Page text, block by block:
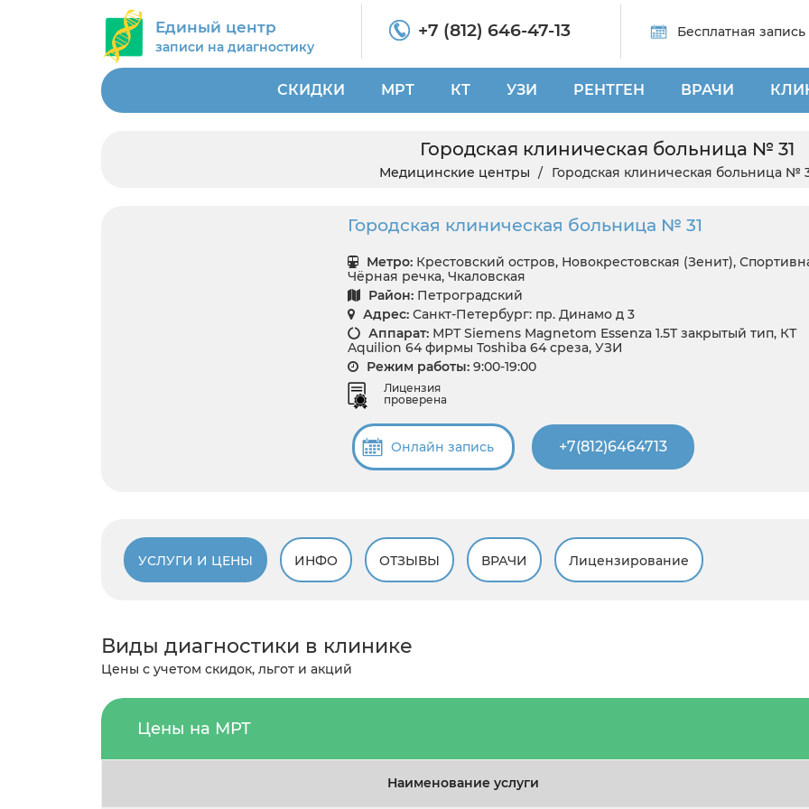
Единый центр
записи на диагностику
+7 (812) 646-47-13 Бесплатная запись
СКИДКИ МРТ КТ УЗИ РЕНТГЕН ВРАЧИ
Городская клиническая больница № 31
Медицинские центры Городская клиническая больница №
Городская клиническая больница № 31
Метро: Крестовский остров, Новокрестовская (Зенит),
Чёрная речка, Чкаловская
Район: Петроградский
Адрес: Санкт-Петербург: пр. Динамо д 3
Аппарат: МРТ Siemens Magnetom Essenza 1.5T закрытый тип, КТ
Aquilion 64 фирмы Toshiba 64 среза, УЗИ
Режим работы: 9:00-19:00
Лицензия
проверена
Онлайн запись +7(812)6464713
УСЛУГИ И ЦЕНЫ ИНФО ОТЗЫВЫ ВРАЧИ Лицензирование
Виды диагностики в клинике
Цены с учетом скидок, льгот и акций
Цены на МРТ
Наименование услуги